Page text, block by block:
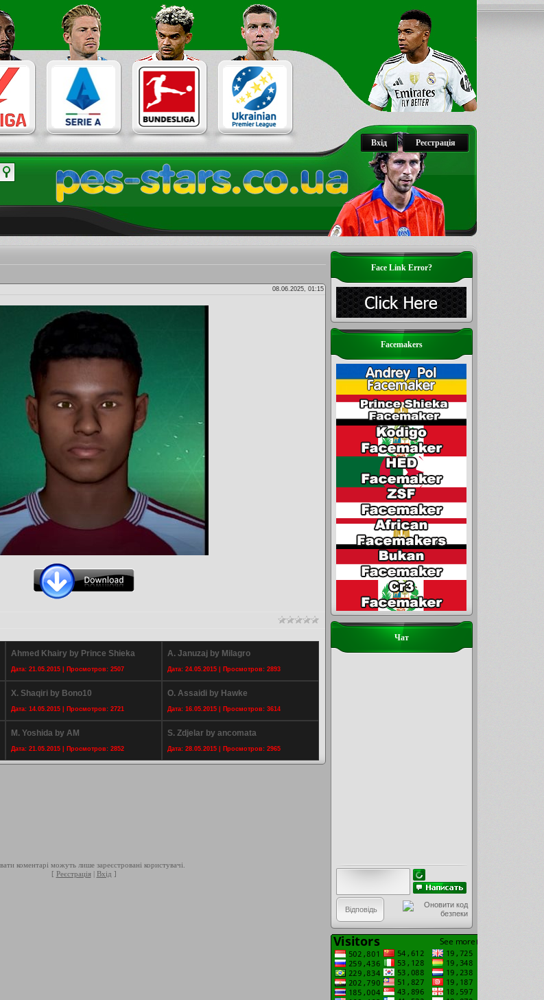
Реєстрація
Вхід
08.06.2025, 01:15
Ahmed Khairy by Prince Shieka
Дата: 21.05.2015 | Просмотров: 2507
A. Januzaj by Milagro
Дата: 24.05.2015 | Просмотров: 2893
X. Shaqiri by Bono10
Дата: 14.05.2015 | Просмотров: 2721
O. Assaidi by Hawke
Дата: 16.05.2015 | Просмотров: 3614
M. Yoshida by AM
Дата: 21.05.2015 | Просмотров: 2852
S. Zdjelar by ancomata
Дата: 28.05.2015 | Просмотров: 2965
коментарі можуть лише зареєстровані користувачі.
[ Реєстрація| Вхід ]
Face Link Error?
Facemakers
Чат